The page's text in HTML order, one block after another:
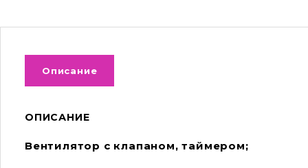
Описание
ОПИСАНИЕ
Вентилятор с клапаном, таймером;